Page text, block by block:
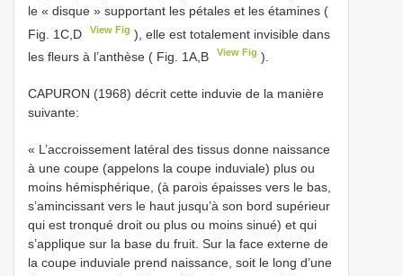
le « disque » supportant les pétales et les étamines (
Fig. 1C,D
View Fig ), elle est totalement invisible dans
les fleurs à l’anthèse ( Fig. 1A,B
View Fig ).
CAPURON (1968) décrit cette induvie de la manière
suivante:
« L’accroissement latéral des tissus donne naissance
à une coupe (appelons la coupe induviale) plus ou
moins hémisphérique, (à parois épaisses vers le bas,
s’amincissant vers le haut jusqu’à son bord supérieur
qui est tronqué droit ou plus ou moins sinué) et qui
s’applique sur la base du fruit. Sur la face externe de
la coupe induviale prend naissance, soit le long d’une